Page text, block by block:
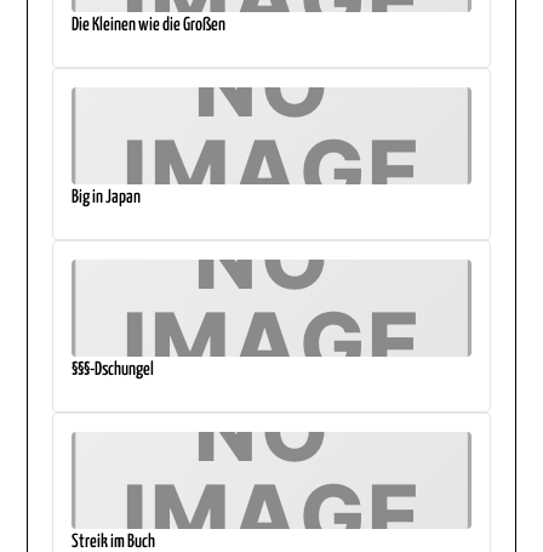
Die Kleinen wie die Großen
Big in Japan
§§§-Dschungel
Streik im Buch